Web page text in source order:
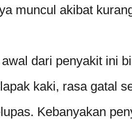
muncul akibat
dari penyakit ini
kaki, rasa gatal
Kebanyakan